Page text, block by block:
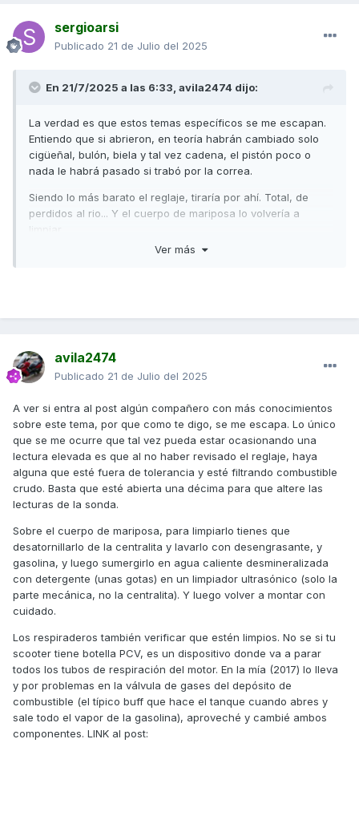
sergioarsi
Publicado 21 de Julio del 2025
En 21/7/2025 a las 6:33, avila2474 dijo:
La verdad es que estos temas específicos se me escapan.
Entiendo que si abrieron, en teoría habrán cambiado solo
cigüeñal, bulón, biela y tal vez cadena, el pistón poco o
nada le habrá pasado si trabó por la correa.
Siendo lo más barato el reglaje, tiraría por ahí. Total, de
perdidos al rio... Y el cuerpo de mariposa lo volvería a
limpiar.
El cigueñal y todo estaba en buen estado. El problema fue
que se rompio la correa en marcha, y se enredó entre el
a confusion al taller pensando que se habia gripado el
motor quedando el piston enganchado. Y se dieron cuenta
de esto una vez el motor estaba ya abierto. Entonces, como
ya estaban en faena, se ofrecieron a ponerme tensor de la
cadena, cadena nueva, piston nuevo con su bulon circlips
ect , y junta culata y de balancines nueva. Me timaron??
quien sabe...
A eso me refiero con que , ya que montan piston nuevo,
que les costaba mirar tolerancia de las valvulas? Quizas
ahora me explique mejor.
Si miraron tolerancia de valvulas al montar el piston nuevo
el reglaje esta comprobado hace 10.000 kms, si no, hace
Gases dio esto:https://ibb.co/hRx08Tpz
Basicamente , 1,78 cuando tiene que dar maximo 0,5 . El
mejor valor que llego a registrar la maquina fue de 0.99 ( lo
iba viendo en la maquina porque el operario de la itv lo dejo
Ver más
avila2474
Publicado 21 de Julio del 2025
A ver si entra al post algún compañero con más conocimientos
sobre este tema, por que como te digo, se me escapa. Lo único
que se me ocurre que tal vez pueda estar ocasionando una
lectura elevada es que al no haber revisado el reglaje, haya
alguna que esté fuera de tolerancia y esté filtrando combustible
crudo. Basta que esté abierta una décima para que altere las
lecturas de la sonda.
Sobre el cuerpo de mariposa, para limpiarlo tienes que
desatornillarlo de la centralita y lavarlo con desengrasante, y
gasolina, y luego sumergirlo en agua caliente desmineralizada
con detergente (unas gotas) en un limpiador ultrasónico (solo la
parte mecánica, no la centralita). Y luego volver a montar con
cuidado.
Los respiraderos también verificar que estén limpios. No se si tu
scooter tiene botella PCV, es un dispositivo donde va a parar
todos los tubos de respiración del motor. En la mía (2017) lo lleva
y por problemas en la válvula de gases del depósito de
combustible (el típico buff que hace el tanque cuando abres y
sale todo el vapor de la gasolina), aproveché y cambié ambos
componentes. LINK al post: